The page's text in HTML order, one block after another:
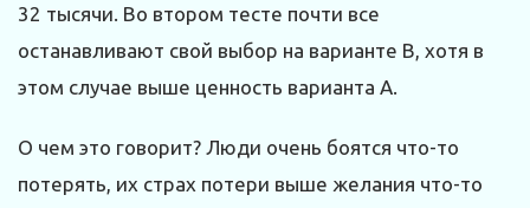
32 тысячи. Во втором тесте почти все
останавливают свой выбор на варианте В, хотя в
этом случае выше ценность варианта А.
О чем это говорит? Люди очень боятся что-то
потерять, их страх потери выше желания что-то